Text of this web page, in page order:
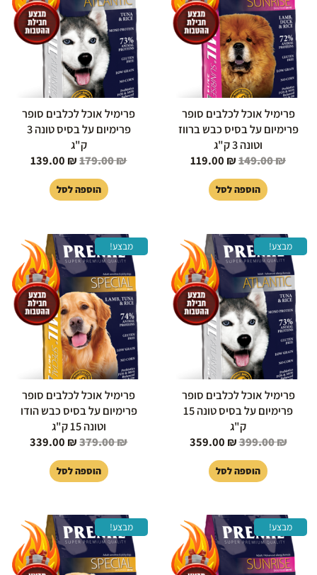
פרימיל אוכל לכלבים סופר
פרימיום על בסיס כבש ברווז
וטונה 3 ק"ג
149.00₪
149.00 ₪.
119.00 ₪
119.00 ₪.
הוספה לסל
פרימיל אוכל לכלבים סופר
פרימיום על בסיס טונה 3
ק"ג
179.00₪
179.00 ₪.
139.00 ₪
₪.
הוספה לסל
מבצע!
פרימיל אוכל לכלבים סופר
פרימיום על בסיס טונה 15
ק"ג
399.00₪
המחיר
המקורי
היה:
399.00 ₪.
359.00 ₪
המחיר
הנוכחי
הוא:
359.00 ₪.
הוספה לסל
מבצע!
פרימיל אוכל לכלבים סופר
פרימיום על בסיס כבש הודו
וטונה 15 ק"ג
379.00₪
המחיר
המקורי
היה:
379.00 ₪.
339.00 ₪
המחיר
הנוכחי
הוא:
₪.
הוספה לסל
מבצע!
המחיר
המקורי
היה:
379.00 ₪.
המחיר
הנוכחי
הוא:
339.00 ₪.
מבצע!
המחיר
המקורי
היה:
149.00 ₪.
המחיר
הנוכחי
הוא:
₪.